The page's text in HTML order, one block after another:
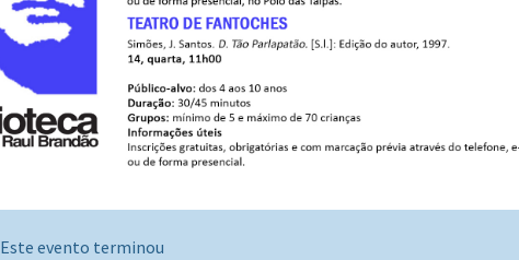
Este evento terminou